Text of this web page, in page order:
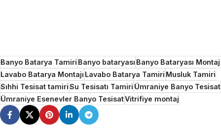
Banyo Batarya TamiriBanyo bataryasıBanyo Bataryası Montaj
Lavabo Batarya MontajıLavabo Batarya TamiriMusluk Tamiri
Sıhhi Tesisat tamiriSu Tesisatı TamiriÜmraniye Banyo Tesisat
Ümraniye Esenevler Banyo TesisatVitrifiye montaj